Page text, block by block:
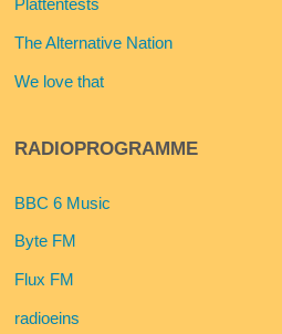
Plattentests
The Alternative Nation
We love that
RADIOPROGRAMME
BBC 6 Music
Byte FM
Flux FM
radioeins